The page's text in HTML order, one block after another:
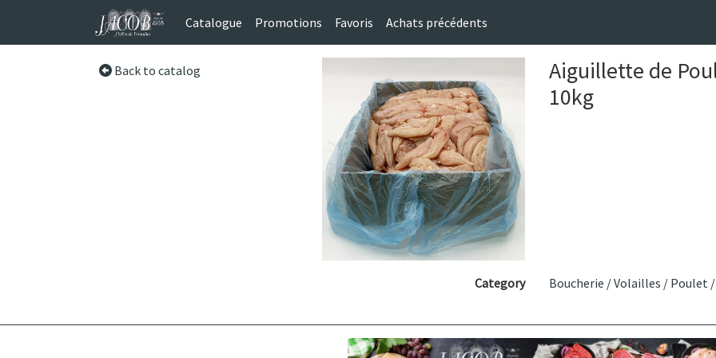
Catalogue Promotions Favoris Achats précédents
Back to catalog
Aiguillette de
10kg
Category Boucherie /Volailles / Poulet